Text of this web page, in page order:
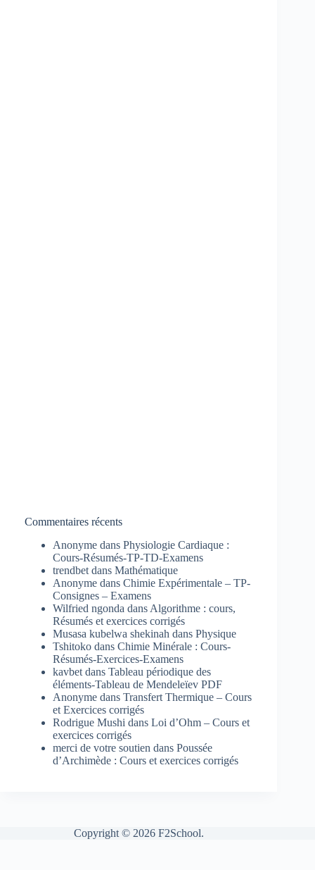
Commentaires récents
Anonyme dans Physiologie Cardiaque :
Cours-Résumés-TP-TD-Examens
trendbet dans Mathématique
Anonyme dans Chimie Expérimentale – TP-
Consignes – Examens
Wilfried ngonda dans Algorithme : cours,
Résumés et exercices corrigés
Musasa kubelwa shekinah dans Physique
Tshitoko dans Chimie Minérale : Cours-
Résumés-Exercices-Examens
kavbet dans Tableau périodique des
éléments-Tableau de Mendeleïev PDF
Anonyme dans Transfert Thermique – Cours
et Exercices corrigés
Rodrigue Mushi dans Loi d’Ohm – Cours et
exercices corrigés
merci de votre soutien dans Poussée
d’Archimède : Cours et exercices corrigés
Copyright © 2026 F2School.